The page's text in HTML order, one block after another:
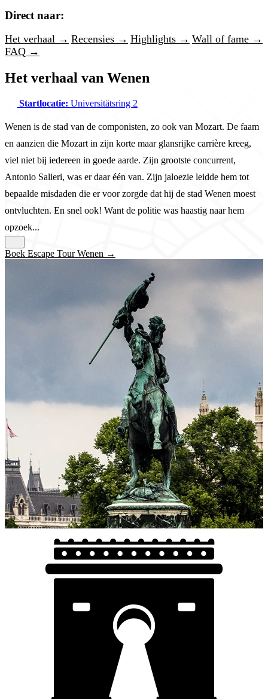
Direct naar:
Het verhaal → Recensies → Highlights → Wall of fame →
FAQ →
Het verhaal van Wenen
Startlocatie: Universitätsring 2
Wenen is de stad van de componisten, zo ook van Mozart. De faam
en aanzien die Mozart in zijn korte maar glansrijke carrière kreeg,
viel niet bij iedereen in goede aarde. Zijn grootste concurrent,
Antonio Salieri, was er daar één van. Zijn jaloezie leidde hem tot
bepaalde misdaden die er voor zorgde dat hij de stad Wenen moest
ontvluchten. En snel ook! Want de politie was haastig naar hem
opzoek...
Boek Escape Tour Wenen →